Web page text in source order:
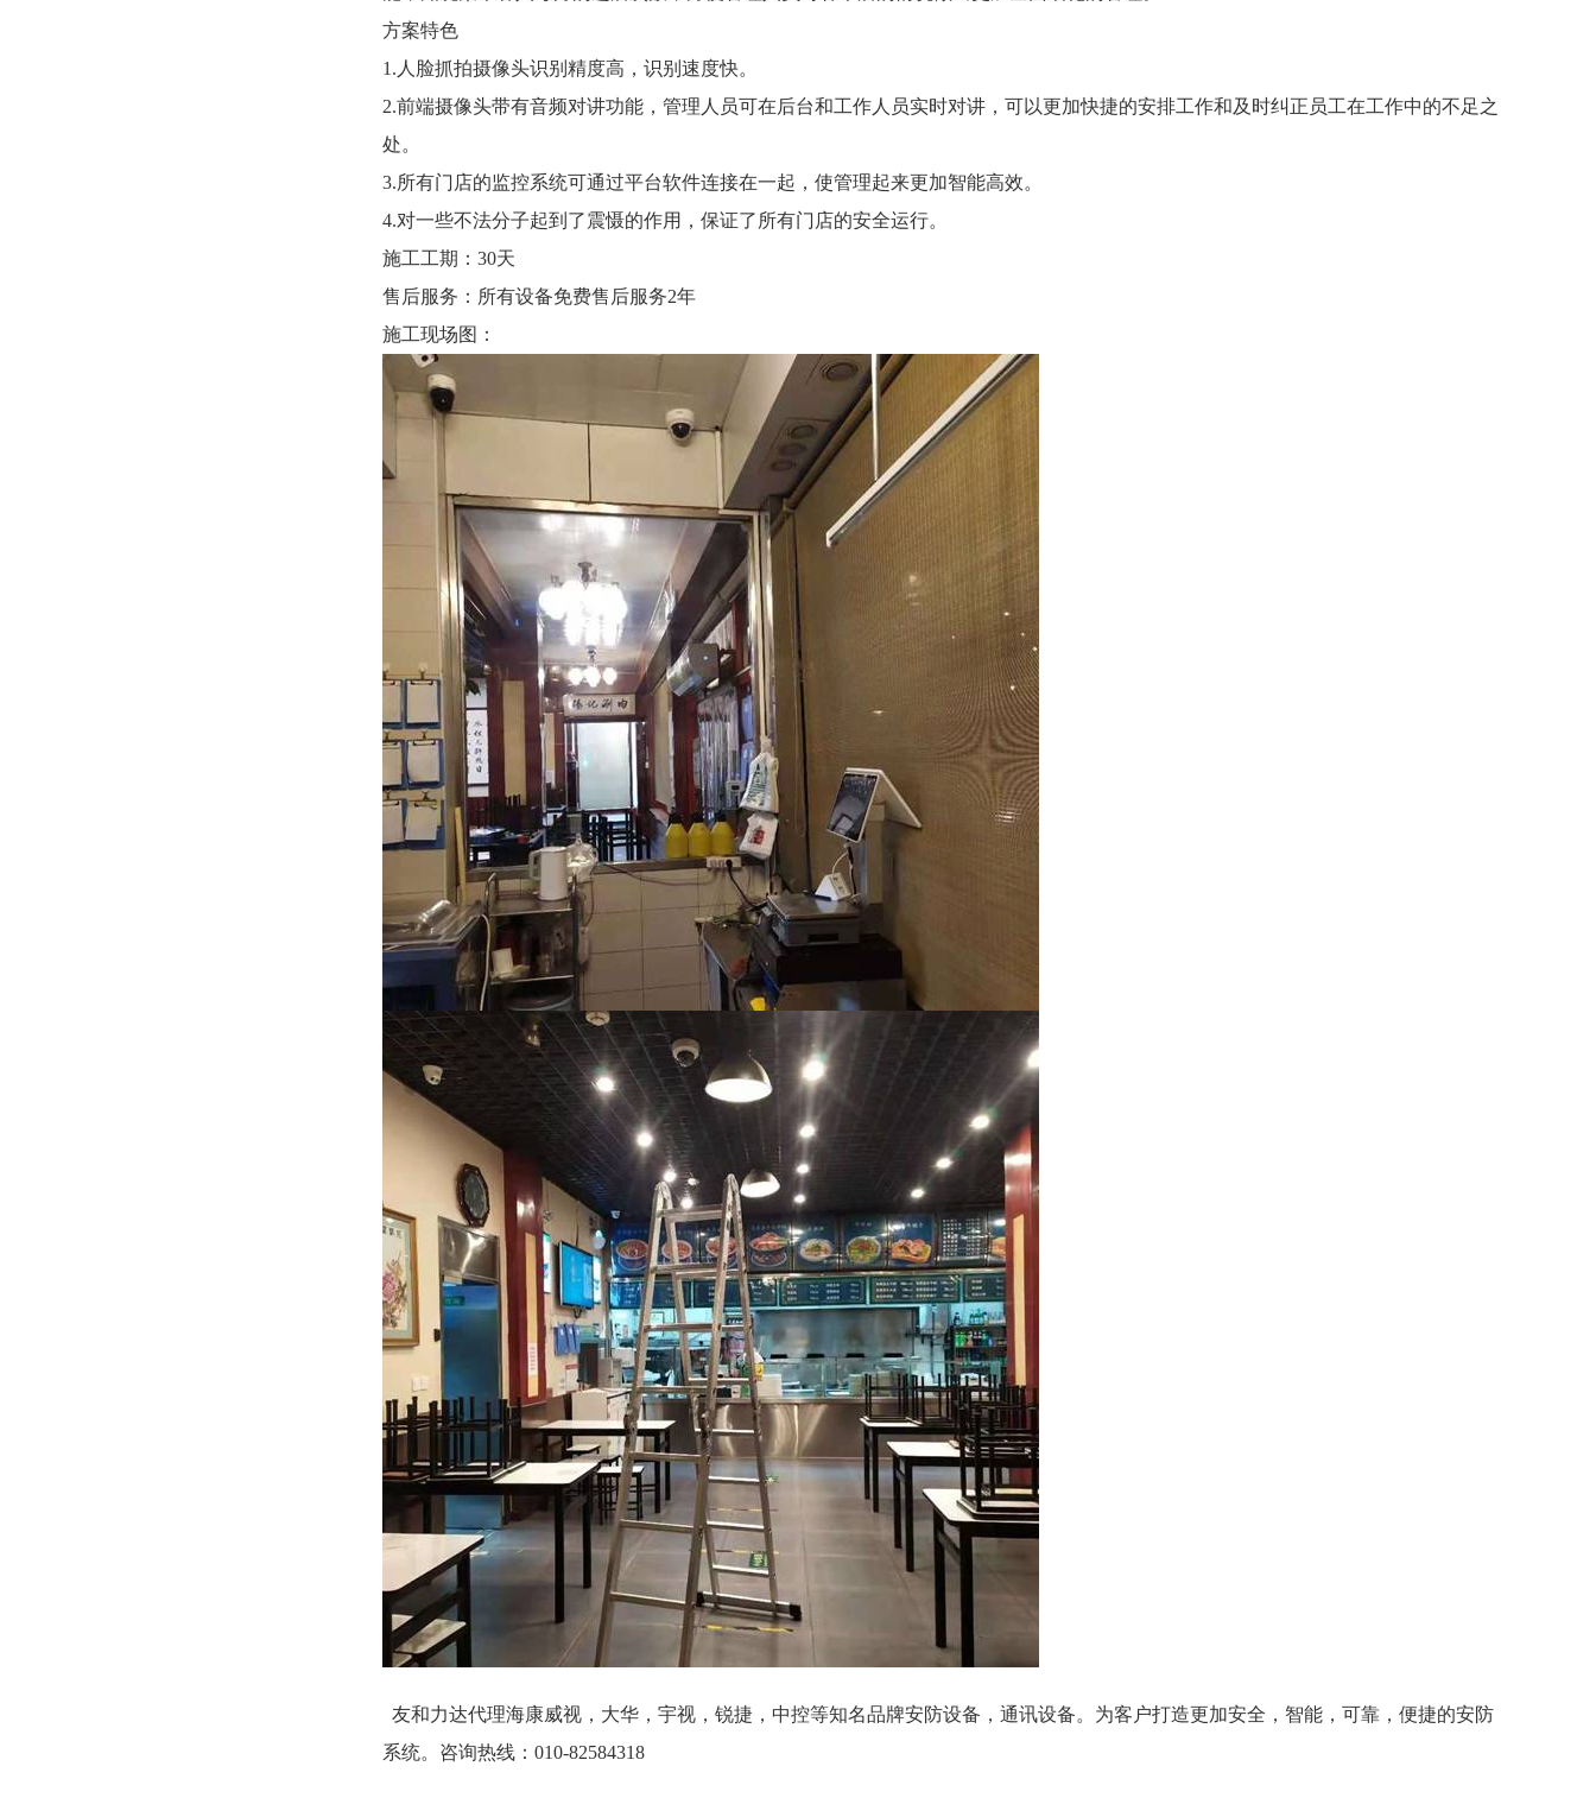
方案特色
1.人脸抓拍摄像头识别精度高，识别速度快。
2.前端摄像头带有音频对讲功能，管理人员可在后台和工作人员实时对讲，可以更加快捷的安排工作和及时纠正员工在工作中的不足之
处。
3.所有门店的监控系统可通过平台软件连接在一起，使管理起来更加智能高效。
4.对一些不法分子起到了震慑的作用，保证了所有门店的安全运行。
施工工期：30天
售后服务：所有设备免费售后服务2年
施工现场图：
友和力达代理海康威视，大华，宇视，锐捷，中控等知名品牌安防设备，通讯设备。为客户打造更加安全，智能，可靠，便捷的安防
系统。咨询热线：010-82584318